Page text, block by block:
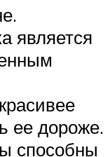
является
ее дороже.
способны